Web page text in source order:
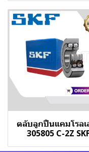
ตลับลูกปืนแคมโรลเ
305805 C-2Z